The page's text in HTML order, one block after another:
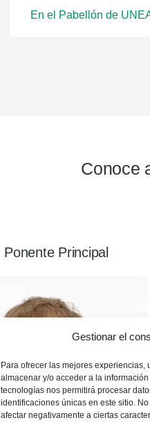
Gestionar el
Para ofrecer las mejores
almacenar y/o acceder a la
tecnologías nos permitirá procesar
identificaciones únicas en este sitio.
afectar negativamente a ciertas
En el Pabellón de
Conoce
Ponente Principal